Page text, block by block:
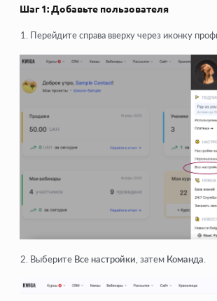
Шаг 1: Добавьте пользователя
Перейдите справа вверху через иконку
Выберите Все настройки , затем Команда